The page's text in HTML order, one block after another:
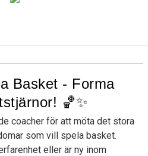
Basket - Forma
🏀✨
coacher för att möta det stora
som vill spela basket.
eller är ny inom